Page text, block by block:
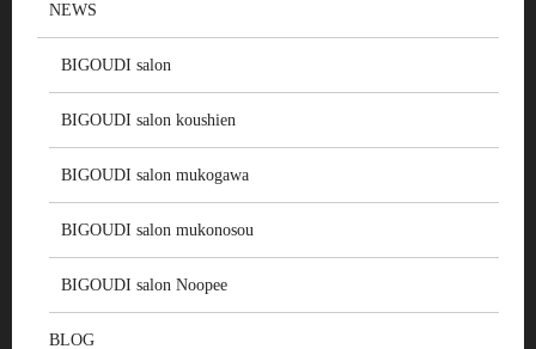
NEWS
BIGOUDI salon
BIGOUDI salon koushien
BIGOUDI salon mukogawa
BIGOUDI salon mukonosou
BIGOUDI salon Noopee
BLOG